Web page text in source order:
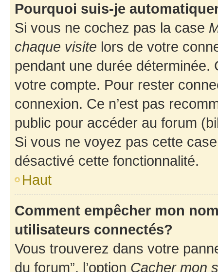
Pourquoi suis-je
Si vous ne cochez pas la case
chaque visite lors de votre
pendant une durée déterminée.
votre compte. Pour rester
connexion. Ce n’est pas
public pour accéder au forum
Si vous ne voyez pas cette
désactivé cette fonctionnalité.
Haut
Comment empêcher mon
utilisateurs connectés?
Vous trouverez dans votre
du forum”, l’option Cacher mon